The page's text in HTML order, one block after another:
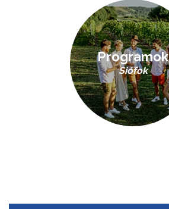
Programok
Siófok